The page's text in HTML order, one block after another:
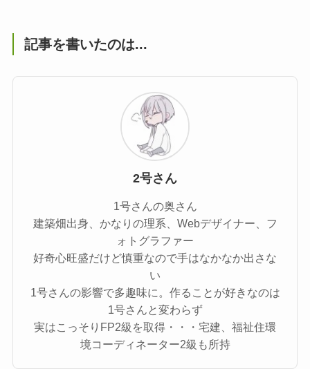
記事を書いたのは...
2号さん
1号さんの奥さん
建築畑出身、かなりの理系、Webデザイナー、フ
ォトグラファー
好奇心旺盛だけど慎重なので手はなかなか出さな
い
1号さんの影響で多趣味に。作ることが好きなのは
1号さんと変わらず
実はこっそりFP2級を取得・・・宅建、福祉住環
境コーディネーター2級も所持